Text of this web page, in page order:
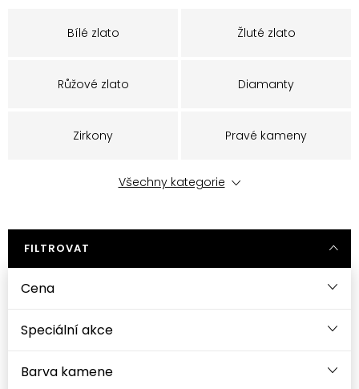
Bílé zlato Žluté zlato
Růžové zlato Diamanty
Zirkony Pravé kameny
Všechny kategorie
FILTROVAT
Cena
Speciální akce
Barva kamene